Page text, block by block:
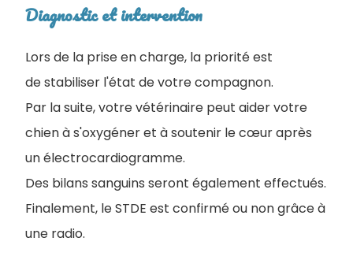
Diagnostic et intervention
Lors de la prise en charge, la priorité est
de stabiliser l'état de votre compagnon.
Par la suite, votre vétérinaire peut aider votre
chien à s'oxygéner et à soutenir le cœur après
un électrocardiogramme.
Des bilans sanguins seront également effectués.
Finalement, le STDE est confirmé ou non grâce à
une radio.